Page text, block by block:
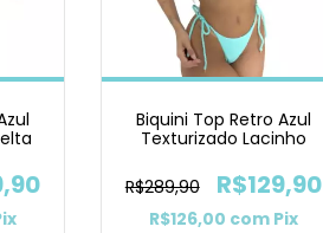
Biquini Top Retro Azul
Texturizado Lacinho
R$289,90 R$129,90
R$126,00 com Pix